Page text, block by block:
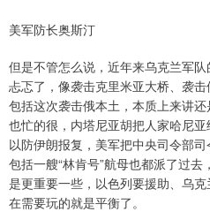
美军防长奥斯汀
但是不管怎么说，近年来乌克兰军
忐忑了，像袭击克里米亚大桥、袭击
包括这次袭击俄本土，本质上来讲
也忙的很，内塔尼亚胡把人家哈尼
以防伊朗报复，美军把中央司令部
包括一艘“林肯号”航母也都派了过
是更重要一些，以色列要援助、乌
在需要玩的就是平衡了。